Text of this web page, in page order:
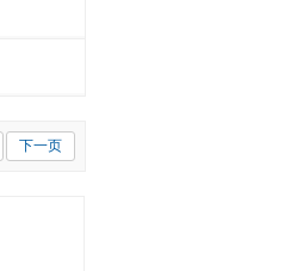
下一页